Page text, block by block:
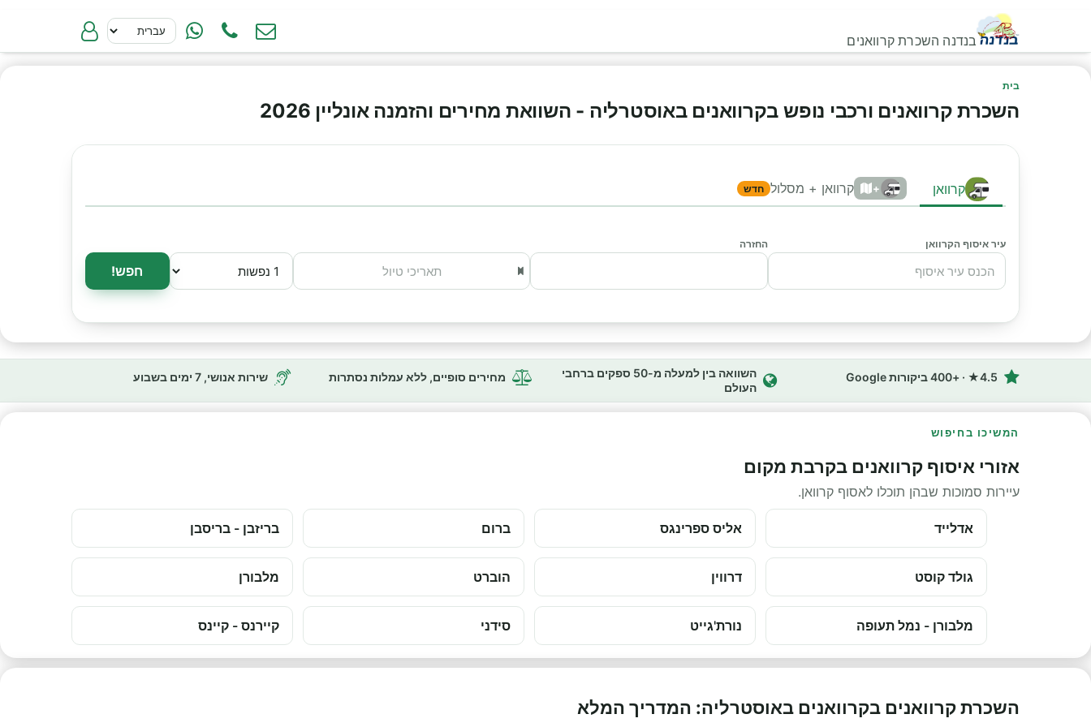
בנדנה השכרת קרוואנים
בית
השכרת קרוואנים ורכבי נופש בקרוואנים באוסטרליה - השוואת מחירים והזמנה אונליין 2026
קרוואן + קרוואן + מסלול חדש
עיר איסוף הקרוואן החזרה
חפש!
4.5★ · +400 ביקורות Google
השוואה בין למעלה מ-50 ספקים ברחבי
העולם
מחירים סופיים, ללא עמלות נסתרות שירות אנושי, 7 ימים בשבוע
המשיכו בחיפוש
אזורי איסוף קרוואנים בקרבת מקום
עיירות סמוכות שבהן תוכלו לאסוף קרוואן.
אדלייד אליס ספרינגס ברום בריזבן - בריסבן
גולד קוסט דרווין הוברט מלבורן
מלבורן - נמל תעופה נורת'גייט סידני קיירנס - קיינס
השכרת קרוואנים בקרוואנים באוסטרליה: המדריך המלא